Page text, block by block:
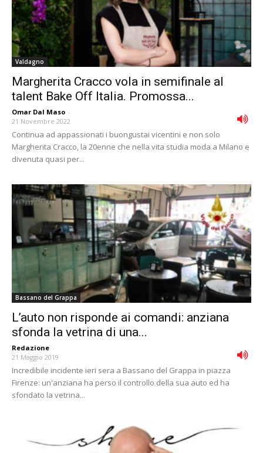
Valdagno
Margherita Cracco vola in semifinale al
talent Bake Off Italia. Promossa...
Omar Dal Maso -
21 Novembre 2022
Continua ad appassionati i buongustai vicentini e non solo
Margherita Cracco, la 20enne che nella vita studia moda a Milano e
divenuta quasi per...
Bassano del Grappa
L’auto non risponde ai comandi: anziana
sfonda la vetrina di una...
Redazione -
21 Maggio 2019
Incredibile incidente ieri sera a Bassano del Grappa in piazza
Firenze: un'anziana ha perso il controllo della sua auto ed ha
sfondato la vetrina...